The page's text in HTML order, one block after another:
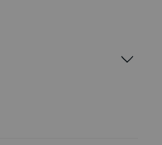
De ger
verkar